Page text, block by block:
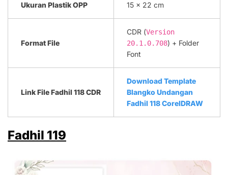
Ukuran Plastik OPP 15 x 22 cm
Format File
CDR (Version
20.1.0.708) + Folder
Font
Link File Fadhil 118 CDR
Download Template
Blangko Undangan
Fadhil 118 CorelDRAW
Fadhil 119